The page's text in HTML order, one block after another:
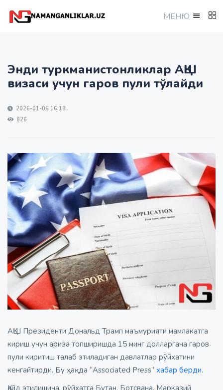
МEНЮ
Энди туркманистонликлар АҚШ
визаси учун гаров пули тўлайди
2026-01-06 16:18
826
АҚШ Президенти Дональд Трамп маъмурияти мамлакатга
кириш учун ариза топширишда 15 минг долларгача гаров
пули киритиш талаб этиладиган давлатлар рўйхатини
кенгайтирди. Бу ҳақда “Associated Press” хабар берди.
Қайд этилишича, рўйхатга Бутан, Ботсвана, Марказий